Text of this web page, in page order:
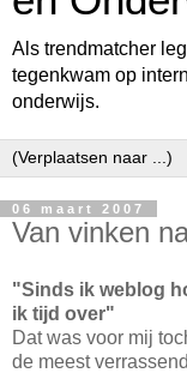
Als trendmatcher
tegenkwam op
onderwijs.
06 maart 2007
Van vinken
"Sinds ik weblog
ik tijd over"
Dat was voor mij
de meest